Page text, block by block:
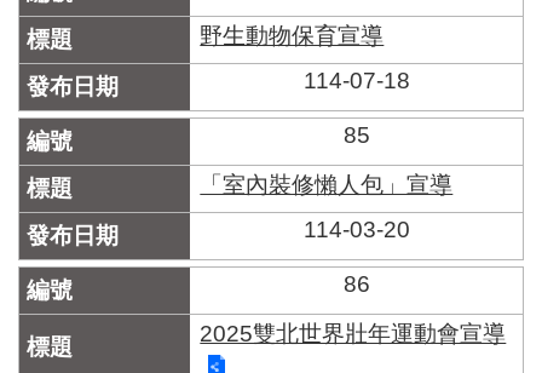
臺
北
市
鄰
長
名
冊
野生動物保育宣導
114-07-18
85
「室內裝修懶人包」宣導
114-03-20
86
2025雙北世界壯年運動會宣導